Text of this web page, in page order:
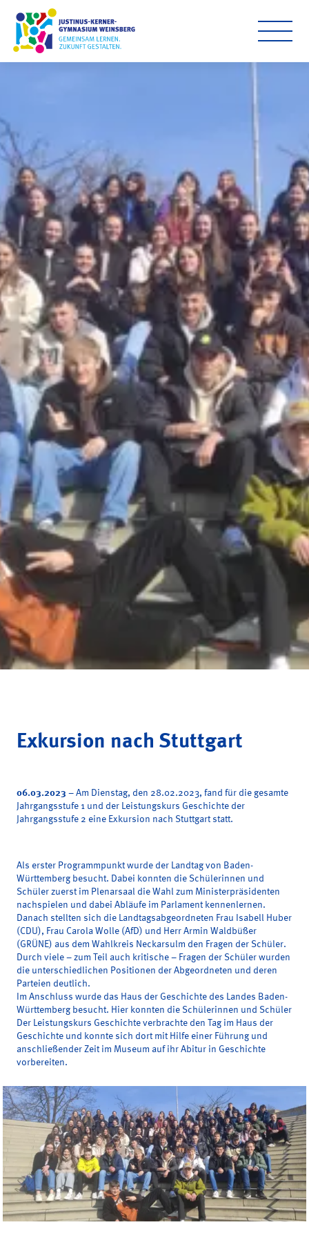
Startseite
Exkursion nach Stuttgart
06.03.2023 – Am Dienstag, den 28.02.2023, fand für die gesamte
Jahrgangsstufe 1 und der Leistungskurs Geschichte der
Jahrgangsstufe 2 eine Exkursion nach Stuttgart statt.
Als erster Programmpunkt wurde der Landtag von Baden-
Württemberg besucht. Dabei konnten die Schülerinnen und
Schüler zuerst im Plenarsaal die Wahl zum Ministerpräsidenten
nachspielen und dabei Abläufe im Parlament kennenlernen.
Danach stellten sich die Landtagsabgeordneten Frau Isabell Huber
(CDU), Frau Carola Wolle (AfD) und Herr Armin Waldbüßer
(GRÜNE) aus dem Wahlkreis Neckarsulm den Fragen der Schüler.
Durch viele – zum Teil auch kritische – Fragen der Schüler wurden
die unterschiedlichen Positionen der Abgeordneten und deren
Parteien deutlich.
Im Anschluss wurde das Haus der Geschichte des Landes Baden-
Württemberg besucht. Hier konnten die Schülerinnen und Schüler
Der Leistungskurs Geschichte verbrachte den Tag im Haus der
Geschichte und konnte sich dort mit Hilfe einer Führung und
anschließender Zeit im Museum auf ihr Abitur in Geschichte
vorbereiten.